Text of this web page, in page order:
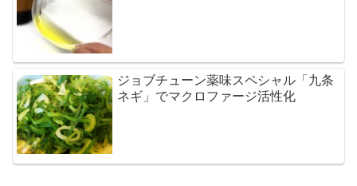
ジョブチューン薬味スペシャル「九条
ネギ」でマクロファージ活性化